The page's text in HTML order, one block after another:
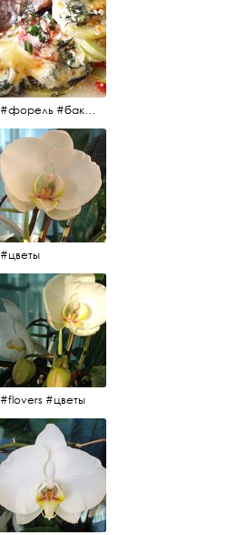
#форель #баклажаны #помидоры #завтрак
#цветы
#flovers #цветы